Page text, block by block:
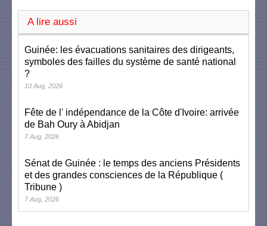
A lire aussi
Guinée: les évacuations sanitaires des dirigeants,
symboles des failles du système de santé national
?
10 Aug, 2026
Fête de l' indépendance de la Côte d'Ivoire: arrivée
de Bah Oury à Abidjan
7 Aug, 2026
Sénat de Guinée : le temps des anciens Présidents
et des grandes consciences de la République (
Tribune )
7 Aug, 2026